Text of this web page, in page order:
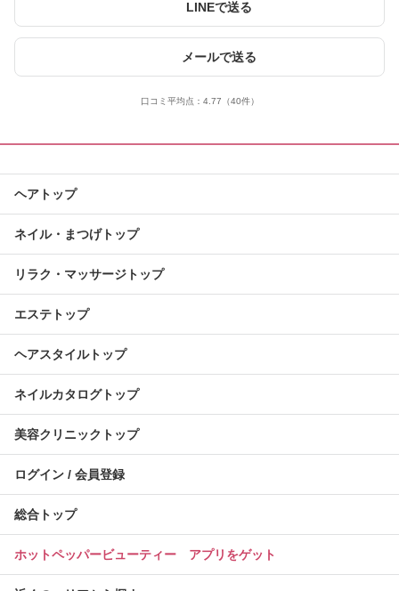
LINEで送る
メールで送る
口コミ平均点： 4.77 （40件）
ヘアトップ
ネイル・まつげトップ
リラク・マッサージトップ
エステトップ
ヘアスタイルトップ
ネイルカタログトップ
美容クリニックトップ
ログイン / 会員登録
総合トップ
ホットペッパービューティー アプリをゲット